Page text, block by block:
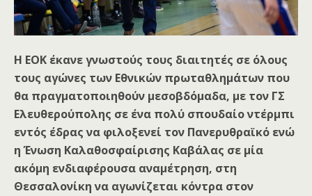
Η ΕΟΚ έκανε γνωστούς τους διαιτητές σε όλους
τους αγώνες των Εθνικών πρωταθλημάτων που
θα πραγματοποιηθούν μεσοβδόμαδα, με τον ΓΣ
Ελευθερούπολης σε ένα πολύ σπουδαίο ντέρμπι
εντός έδρας να φιλοξενεί τον Πανερυθραϊκό ενώ
η Ένωση Καλαθοσφαίρισης Καβάλας σε μία
ακόμη ενδιαφέρουσα αναμέτρηση, στη
Θεσσαλονίκη να αγωνίζεται κόντρα στον